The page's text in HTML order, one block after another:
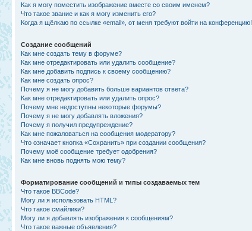
Как я могу поместить изображение вместе со своим именем?
Что такое звание и как я могу изменить его?
Когда я щёлкаю по ссылке «email», от меня требуют войти на конференцию!
Создание сообщений
Как мне создать тему в форуме?
Как мне отредактировать или удалить сообщение?
Как мне добавить подпись к своему сообщению?
Как мне создать опрос?
Почему я не могу добавить больше вариантов ответа?
Как мне отредактировать или удалить опрос?
Почему мне недоступны некоторые форумы?
Почему я не могу добавлять вложения?
Почему я получил предупреждение?
Как мне пожаловаться на сообщения модератору?
Что означает кнопка «Сохранить» при создании сообщения?
Почему моё сообщение требует одобрения?
Как мне вновь поднять мою тему?
Форматирование сообщений и типы создаваемых тем
Что такое BBCode?
Могу ли я использовать HTML?
Что такое смайлики?
Могу ли я добавлять изображения к сообщениям?
Что такое важные объявления?